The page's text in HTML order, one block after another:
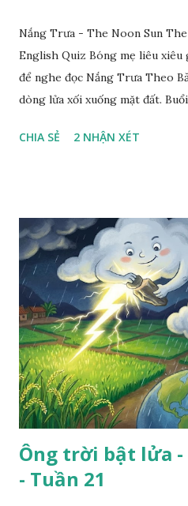
Nắng Trưa - The Noon Sun
English Quiz Bóng mẹ liêu xiêu
để nghe đọc Nắng Trưa Theo
dòng lửa xối xuống mặt đất.
CHIA SẺ 2 NHẬN XÉT
Ông trời bật lửa -
- Tuần 21